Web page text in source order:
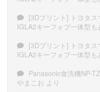
[3Dプリント] トヨタス
IGLA2キーフォブ一体型も
[3Dプリント] トヨタス
IGLA2キーフォブ一体型も
Panasonic食洗機NP-
やまこお より